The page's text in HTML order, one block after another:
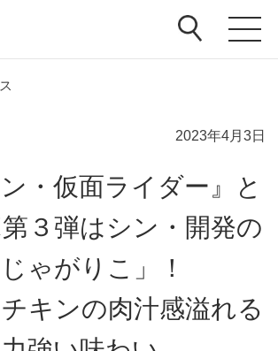
2023年4月3日
・仮面ライダー』と
３弾はシン・開発の
じゃがりこ」！
キンの肉汁感溢れる